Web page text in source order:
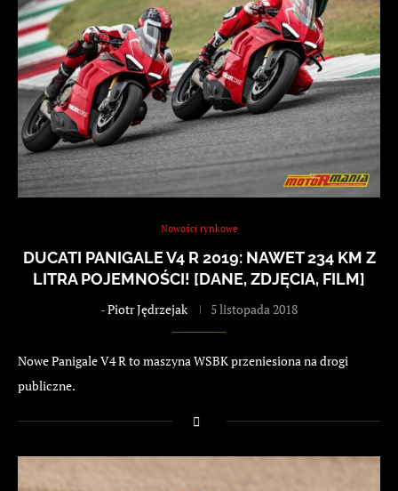
Nowości rynkowe
DUCATI PANIGALE V4 R 2019: NAWET 234 KM Z
LITRA POJEMNOŚCI! [DANE, ZDJĘCIA, FILM]
-Piotr Jędrzejak 5 listopada 2018
Nowe Panigale V4 R to maszyna WSBK przeniesiona na drogi
publiczne.